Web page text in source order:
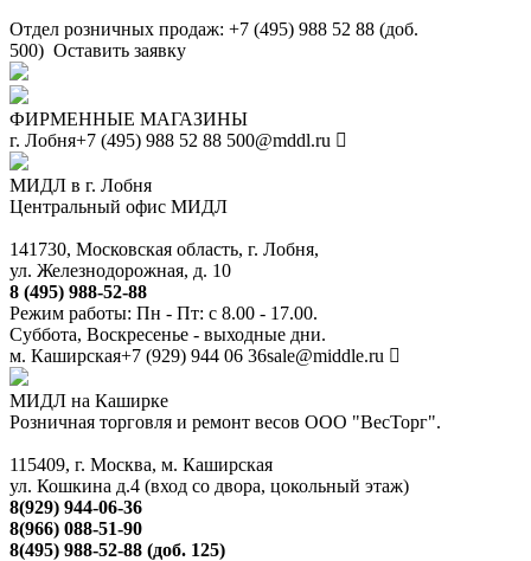
Отдел розничных продаж: +7 (495) 988 52 88 (доб.
500) Оставить заявку
ФИРМЕННЫЕ МАГАЗИНЫ
г. Лобня+7 (495) 988 52 88 500@mddl.ru
МИДЛ в г. Лобня
Центральный офис МИДЛ
141730, Московская область, г. Лобня,
ул. Железнодорожная, д. 10
8 (495) 988-52-88
Режим работы: Пн - Пт: с 8.00 - 17.00.
Суббота, Воскресенье - выходные дни.
м. Каширская+7 (929) 944 06 36sale@middle.ru
МИДЛ на Каширке
Розничная торговля и ремонт весов ООО "ВесТорг".
115409, г. Москва, м. Каширская
ул. Кошкина д.4 (вход со двора, цокольный этаж)
8(929) 944-06-36
8(966) 088-51-90
8(495) 988-52-88 (доб. 125)